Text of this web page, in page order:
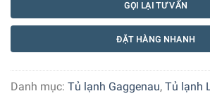
GỌI LẠI TƯ VẤN
ĐẶT HÀNG NHANH
Danh mục: Tủ lạnh Gaggenau, Tủ lạnh